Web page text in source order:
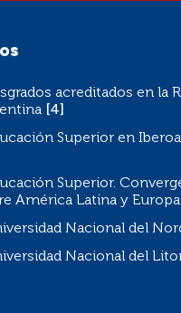
acreditados en la
acreditados en la
[4]
Superior en
Superior en
Superior.Superior.
América Latina y Europa
Nacional del
Nacional del
Nacional del Litoral
Nacional del